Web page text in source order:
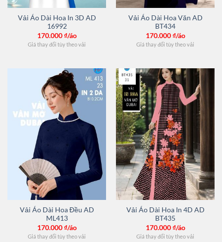
Vải Áo Dài Hoa In 3D AD
16992
170.000₫/áo
Giá thay đổi tùy theo vải
Vải Áo Dài Hoa Văn AD
BT434
170.000₫/áo
Giá thay đổi tùy theo vải
Vải Áo Dài Hoa Đều AD
ML413
170.000₫/áo
Giá thay đổi tùy theo vải
Vải Áo Dài Hoa In 4D AD
BT435
170.000₫/áo
Giá thay đổi tùy theo vải